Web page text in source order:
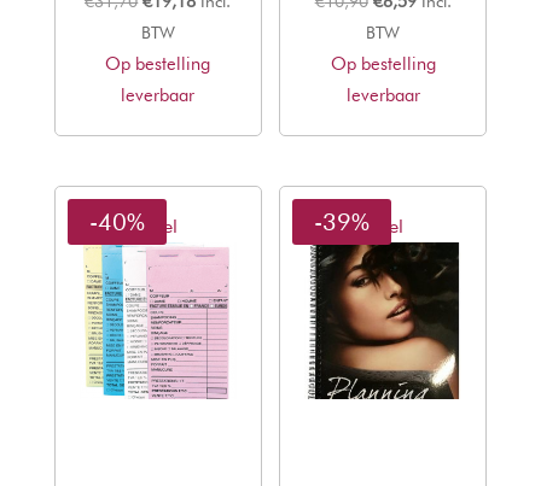
prijs
was:
€31,70.
is:
BTW
Op bestelling
leverbaar
prijs
was:
€10,90.
is:
€6,59.
BTW
Op bestelling
leverbaar
Sibel
-40% Sibel
-39%